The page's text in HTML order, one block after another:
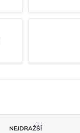
NEJDRAŽŠÍ